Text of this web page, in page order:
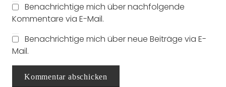
Benachrichtige mich über nachfolgende
Kommentare via E-Mail.
Benachrichtige mich über neue Beiträge via E-
Mail.
Kommentar abschicken